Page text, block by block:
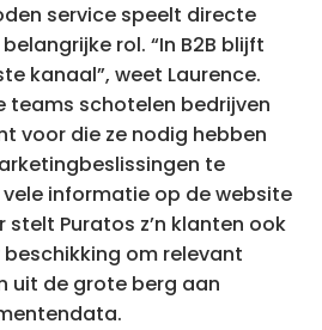
service speelt directe
rol. “In B2B blijft
kanaal”, weet Laurence.
teams schotelen bedrijven
voor die ze nodig hebben
te
vele informatie op de website
stelt Puratos z’n klanten ook
om relevant
uit de grote berg aan